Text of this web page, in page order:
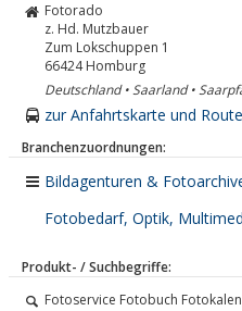
Fotorado
z. Hd. Mutzbauer
Zum Lokschuppen 1
66424 Homburg
Deutschland • Saarland •
zur Anfahrtskarte und
Branchenzuordnungen:
Bildagenturen &
Fotobedarf, Optik,
Produkt- / Suchbegriffe:
Fotoservice Fotobuch